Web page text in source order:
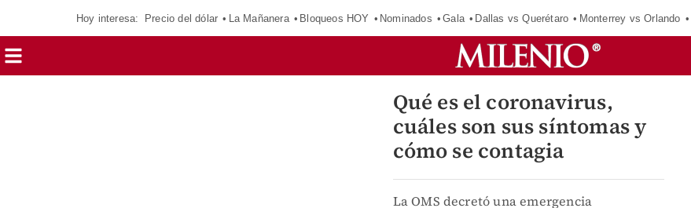
Hoy interesa: Precio del dólar La Mañanera Bloqueos HOY Nominados Gala Dallas vs Querétaro Monterrey vs Orlando
Qué es el coronavirus,
cuáles son sus síntomas y
cómo se contagia
La OMS decretó una emergencia